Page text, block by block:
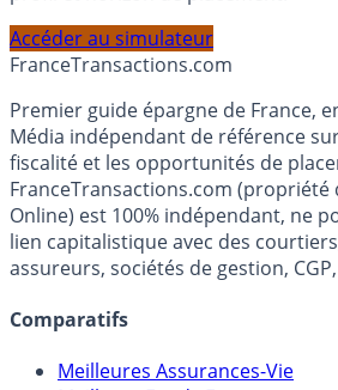
profil et horizon de placement.
Accéder au simulateur
FranceTransactions.com
Premier guide épargne de France,
Média indépendant de référence sur
fiscalité et les opportunités de
FranceTransactions.com (propriété
Online) est 100% indépendant, ne
lien capitalistique avec des courtiers,